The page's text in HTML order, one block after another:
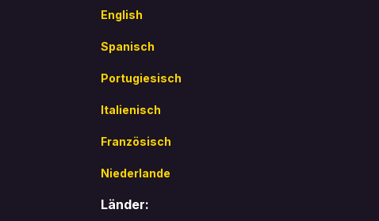
English
Spanisch
Portugiesisch
Italienisch
Französisch
Niederlande
Länder: